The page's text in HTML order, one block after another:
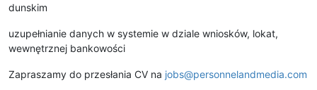
dunskim
uzupełnianie danych w systemie w dziale wniosków, lokat,
wewnętrznej bankowości
Zapraszamy do przesłania CV na jobs@personnelandmedia.com